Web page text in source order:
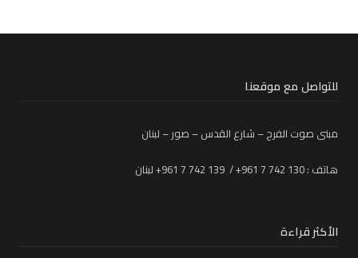
للتواصل مع موقعنا
مبنى صوت الفرح – شارع القدس – صور – لبنان
هاتف : 130 742 7 961+ / 139 742 7 961+ لبنان
الأكثر قراءة